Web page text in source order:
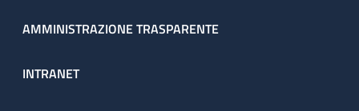
AMMINISTRAZIONE TRASPARENTE
INTRANET